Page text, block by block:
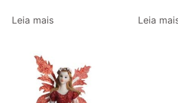
Leia mais Leia